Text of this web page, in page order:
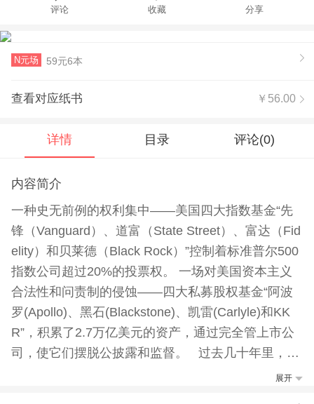
评论 收藏 分享
N元场 59元6本
查看对应纸书 ￥56.00
详情 目录 评论(0)
内容简介
一种史无前例的权利集中——美国四大指数基金“先
锋（Vanguard）、道富（State Street）、富达（Fid
elity）和贝莱德（Black Rock）”控制着标准普尔500
指数公司超过20%的投票权。 一场对美国资本主义
合法性和问责制的侵蚀——四大私募股权基金“阿波
罗(Apollo)、黑石(Blackstone)、凯雷(Carlyle)和KK
R”，积累了2.7万亿美元的资产，通过完全管上市公
司，使它们摆脱公披露和监督。 过去几十年里，这
种悄无声息的聚积代表了美国经济运行方式的巨大转
展开